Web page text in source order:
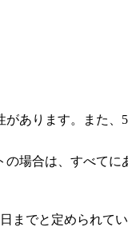
あります。また、
場合は、すべてに
でと定められて